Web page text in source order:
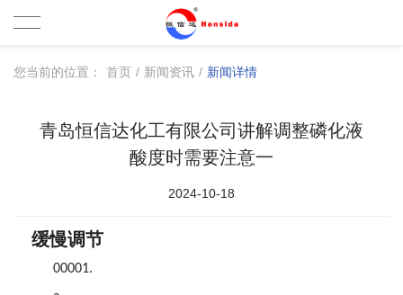
您当前的位置： 首页 / 新闻资讯 / 新闻详情
青岛恒信达化工有限公司讲解调整磷化液
酸度时需要注意一
2024-10-18
缓慢调节
00001.